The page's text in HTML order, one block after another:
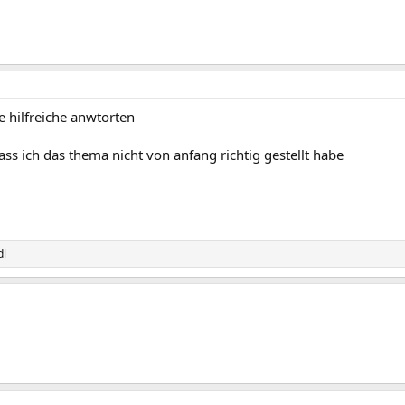
hilfreiche anwtorten
ich das thema nicht von anfang richtig gestellt habe